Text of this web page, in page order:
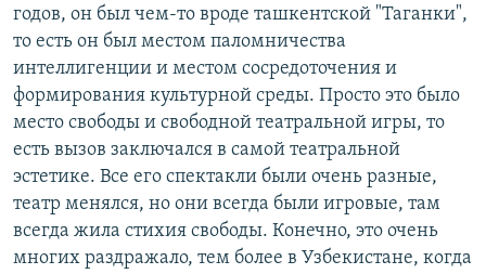
годов, он был чем-то вроде ташкентской "Таганки",
то есть он был местом паломничества
интеллигенции и местом сосредоточения и
формирования культурной среды. Просто это было
место свободы и свободной театральной игры, то
есть вызов заключался в самой театральной
эстетике. Все его спектакли были очень разные,
театр менялся, но они всегда были игровые, там
всегда жила стихия свободы. Конечно, это очень
многих раздражало, тем более в Узбекистане, когда